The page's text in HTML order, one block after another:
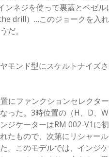
ネジを使って裏蓋とベゼ
drill）…このジョークを入
だ。
モンド型にスケルトナイズ
にファンクションセレクタ
った。3時位置の（H、D、
ジケーターはRM 002-V1に
たもので、次第にリシャー
。このモデルでは、インジ